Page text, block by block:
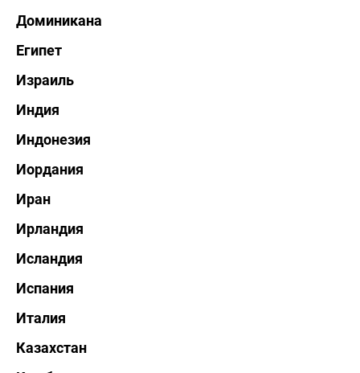
Доминикана
Египет
Израиль
Индия
Индонезия
Иордания
Иран
Ирландия
Исландия
Испания
Италия
Казахстан